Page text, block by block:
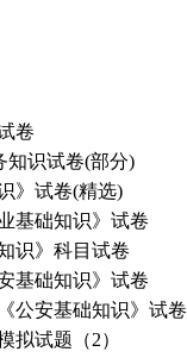
卷
知识试卷(部分)
》试卷(精选)
基础知识》试卷
识》科目试卷
基础知识》试卷
公安基础知识》试卷
拟试题（2）